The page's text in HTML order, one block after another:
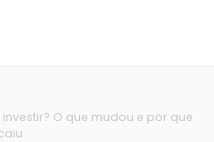
investir? O que mudou e por que